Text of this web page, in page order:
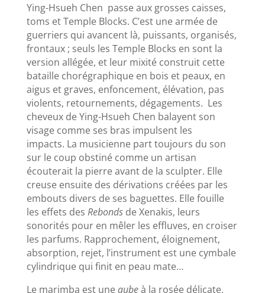
Ying-Hsueh Chen passe aux grosses caisses,
toms et Temple Blocks. C’est une armée de
guerriers qui avancent là, puissants, organisés,
frontaux ; seuls les Temple Blocks en sont la
version allégée, et leur mixité construit cette
bataille chorégraphique en bois et peaux, en
aigus et graves, enfoncement, élévation, pas
violents, retournements, dégagements. Les
cheveux de Ying-Hsueh Chen balayent son
visage comme ses bras impulsent les
impacts. La musicienne part toujours du son
sur le coup obstiné comme un artisan
écouterait la pierre avant de la sculpter. Elle
creuse ensuite des dérivations créées par les
embouts divers de ses baguettes. Elle fouille
les effets des Rebonds de Xenakis, leurs
sonorités pour en mêler les effluves, en croiser
les parfums. Rapprochement, éloignement,
absorption, rejet, l’instrument est une cymbale
cylindrique qui finit en peau mate…
Le marimba est uneaubeà la rosée délicate,